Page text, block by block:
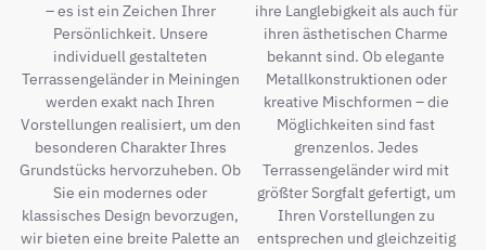
– es ist ein Zeichen Ihrer
Persönlichkeit. Unsere
individuell gestalteten
Terrassengeländer in Meiningen
werden exakt nach Ihren
Vorstellungen realisiert, um den
besonderen Charakter Ihres
Grundstücks hervorzuheben. Ob
Sie ein modernes oder
klassisches Design bevorzugen,
wir bieten eine breite Palette an
ihre Langlebigkeit als auch für
ihren ästhetischen Charme
bekannt sind. Ob elegante
Metallkonstruktionen oder
kreative Mischformen – die
Möglichkeiten sind fast
grenzenlos. Jedes
Terrassengeländer wird mit
größter Sorgfalt gefertigt, um
Ihren Vorstellungen zu
entsprechen und gleichzeitig